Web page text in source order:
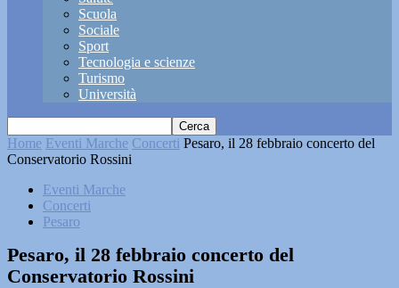
Scuola
Sociale
Sport
Tecnologia e scienze
Turismo
Università
Home Eventi Marche Concerti Pesaro, il 28 febbraio concerto del
Conservatorio Rossini
Eventi Marche
Concerti
Pesaro
Pesaro, il 28 febbraio concerto del
Conservatorio Rossini